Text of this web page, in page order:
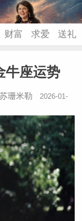
财富 求爱 送礼
牛座运势
苏珊米勒 2026-01-